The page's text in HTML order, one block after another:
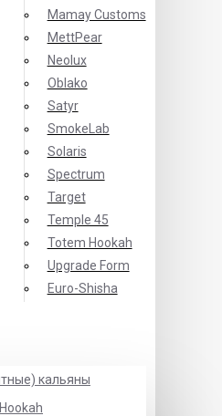
Mamay Customs
MettPear
Neolux
Oblako
Satyr
SmokeLab
Solaris
Spectrum
Target
Temple 45
Totem Hookah
Upgrade Form
Еuro-Shisha
кальяны